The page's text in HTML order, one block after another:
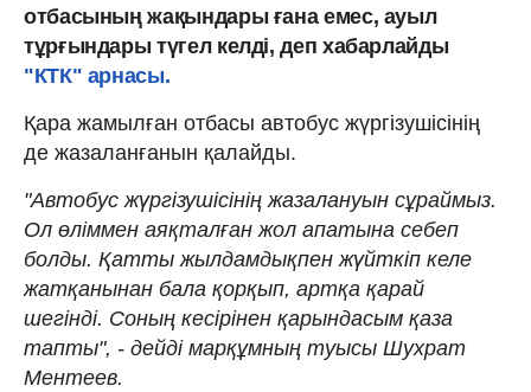
отбасының жақындары ғана емес, ауыл
тұрғындары түгел келді, деп хабарлайды
"КТК" арнасы.
Қара жамылған отбасы автобус жүргізушісінің
де жазаланғанын қалайды.
"Автобус жүргізушісінің жазалануын сұраймыз.
Ол өліммен аяқталған жол апатына себеп
болды. Қатты жылдамдықпен жүйткіп келе
жатқанынан бала қорқып, артқа қарай
шегінді. Соның кесірінен қарындасым қаза
тапты", - дейді марқұмның туысы Шухрат
Ментеев.